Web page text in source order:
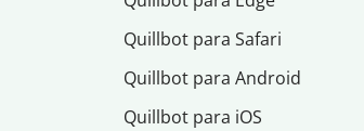
Quillbot para Safari
Quillbot para Android
Quillbot para iOS